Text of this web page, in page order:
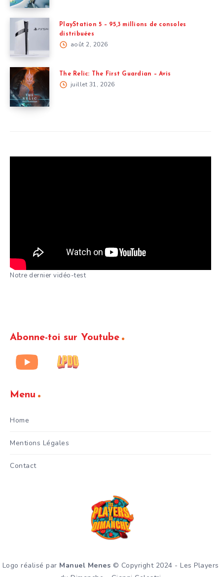
PlayStation 5 – 95,3 millions de consoles
distribuées
août 2, 2026
The Relic: The First Guardian – Avis
juillet 31, 2026
Notre dernier vidéo-test
Abonne-toi sur Youtube
Menu
Home
Mentions Légales
Contact
Logo réalisé par Manuel Menes © Copyright 2024 - Les Players